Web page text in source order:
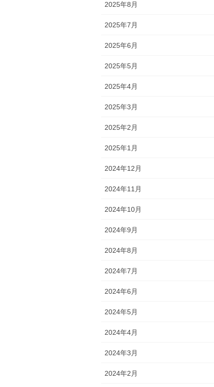
2025年8月
2025年7月
2025年6月
2025年5月
2025年4月
2025年3月
2025年2月
2025年1月
2024年12月
2024年11月
2024年10月
2024年9月
2024年8月
2024年7月
2024年6月
2024年5月
2024年4月
2024年3月
2024年2月